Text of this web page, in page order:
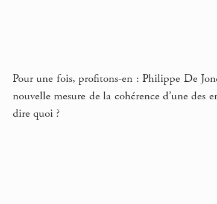
Pour une fois, profitons-en : Philippe De
nouvelle mesure de la cohérence d’une des
dire quoi ?